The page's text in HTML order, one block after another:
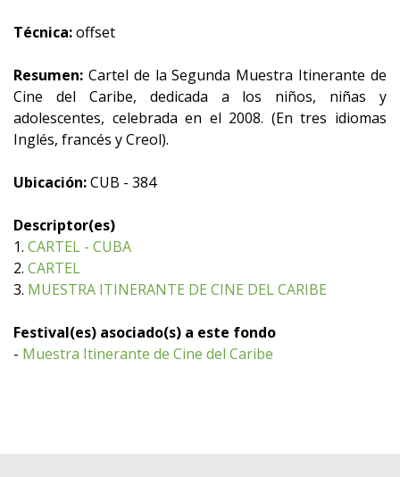
Técnica:offset
Resumen: Cartel de la Segunda Muestra Itinerante de
Cine del Caribe, dedicada a los niños, niñas y
adolescentes, celebrada en el 2008. (En tres idiomas
Inglés, francés y Creol).
Ubicación:CUB - 384
Descriptor(es)
1. CARTEL - CUBA
2. CARTEL
3. MUESTRA ITINERANTE DE CINE DEL CARIBE
Festival(es) asociado(s) a este fondo
- Muestra Itinerante de Cine del Caribe